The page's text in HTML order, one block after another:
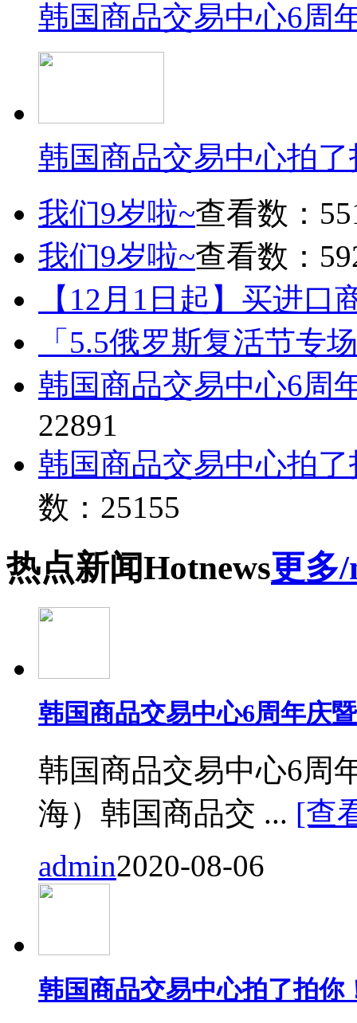
韩国商品交易中心6周
韩国商品交易中心拍
我们9岁啦~查看数：
我们9岁啦~查看数：
【12月1日起】买进口
「5.5俄罗斯复活节专
韩国商品交易中心6周
22891
韩国商品交易中心拍
数：25155
热点新闻Hotnews更多
韩国商品交易中心6周年庆
韩国商品交易中心6周
海）韩国商品交 ... [查
admin2020-08-06
韩国商品交易中心拍了拍你